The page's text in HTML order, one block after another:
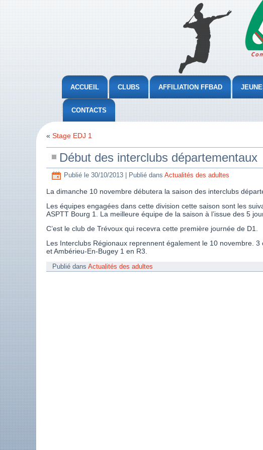
ACCUEIL CLUBS AFFILIATION FFBAD
CONTACTS
« Stage EDJ 1
Début des interclubs départementaux
Publié le 30/10/2013 Publié dans Actualités des adultes
La dimanche 10 novembre débutera la saison des interclubs
Les équipes engagées dans cette division cette saison sont les
ASPTT Bourg 1. La meilleure équipe de la saison à l’issue des 5
C’est le club de Trévoux qui recevra cette première journée de D1.
Les Interclubs Régionaux reprennent également le 10 novembre.
et Ambérieu-En-Bugey 1 en R3.
Publié dans Actualités des adultes